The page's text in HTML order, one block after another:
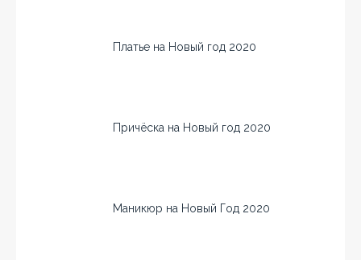
Платье на Новый год 2020
Причёска на Новый год 2020
Маникюр на Новый Год 2020